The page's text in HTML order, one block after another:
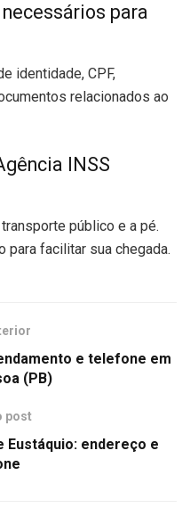
para
identidade, CPF,
relacionados ao
INSS
público e a pé.
para facilitar sua chegada.
e telefone em
(PB)
post
Eustáquio: endereço e